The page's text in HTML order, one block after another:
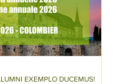
EXEMPLO DUCEMUS!